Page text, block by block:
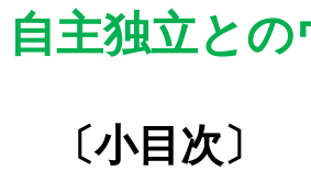
自主独立と
〔小目次〕